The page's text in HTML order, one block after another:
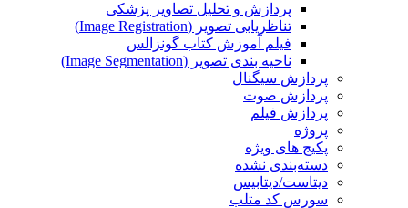
پردازش و تحلیل تصاویر پزشکی
تناظریابی تصویر (Image Registration)
فیلم آموزش کتاب گونزالس
ناحیه بندی تصویر (Image Segmentation)
پردازش سیگنال
پردازش صوت
پردازش فیلم
پروژه
پکیج های ویژه
دسته‌بندی نشده
دیتاست/دیتابیس
سورس کد متلب